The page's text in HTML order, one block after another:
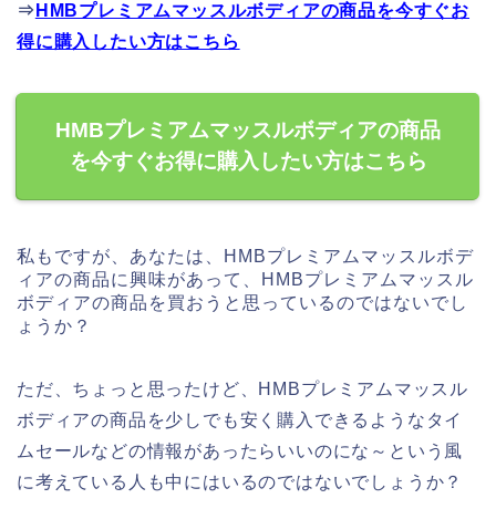
⇒ HMBプレミアムマッスルボディアの商品を今すぐお
得に購入したい方はこちら
HMBプレミアムマッスルボディアの商品
を今すぐお得に購入したい方はこちら
私もですが、あなたは、HMBプレミアムマッスルボデ
ィアの商品に興味があって、HMBプレミアムマッスル
ボディアの商品を買おうと思っているのではないでし
ょうか？
ただ、ちょっと思ったけど、HMBプレミアムマッスル
ボディアの商品を少しでも安く購入できるようなタイ
ムセールなどの情報があったらいいのにな～という風
に考えている人も中にはいるのではないでしょうか？